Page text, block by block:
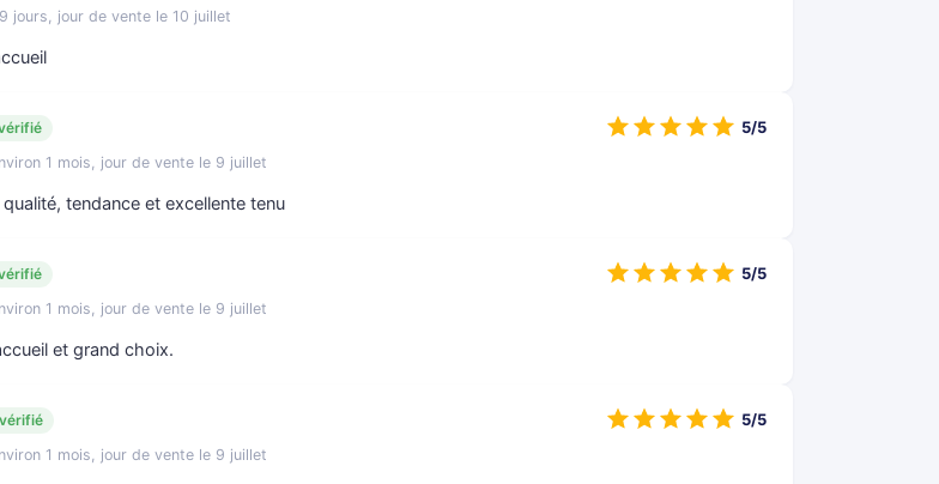
jours, jour de vente le 10 juillet
1 mois, jour de vente le 9 juillet
tendance et excellente tenu
5/5
1 mois, jour de vente le 9 juillet
et grand choix.
5/5
1 mois, jour de vente le 9 juillet
5/5